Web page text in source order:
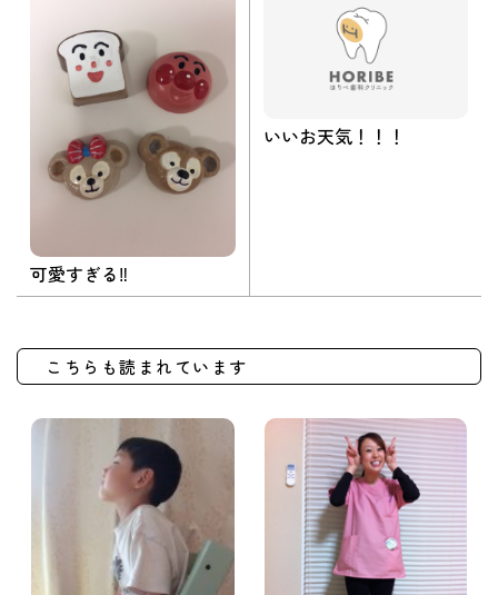
可愛すぎる‼︎
いいお天気！！！
こちらも読まれています